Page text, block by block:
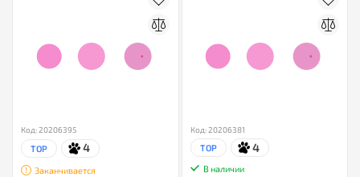
Код: 20206395
TOP 4
Заканчивается
Код: 20206381
TOP 4
В наличии